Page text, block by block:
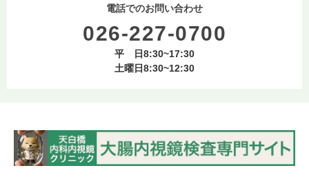
電話でのお問い合わせ
026-227-0700
平 日8:30~17:30
土曜日8:30~12:30